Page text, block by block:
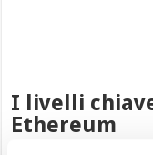
I livelli
Ethereum